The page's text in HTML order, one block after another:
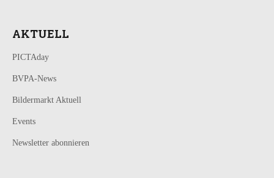
AKTUELL
PICTAday
BVPA-News
Bildermarkt Aktuell
Events
Newsletter abonnieren